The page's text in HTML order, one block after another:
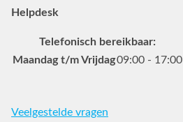
Helpdesk
Telefonisch bereikbaar:
Maandag t/m Vrijdag09:00 - 17:00
Veelgestelde vragen